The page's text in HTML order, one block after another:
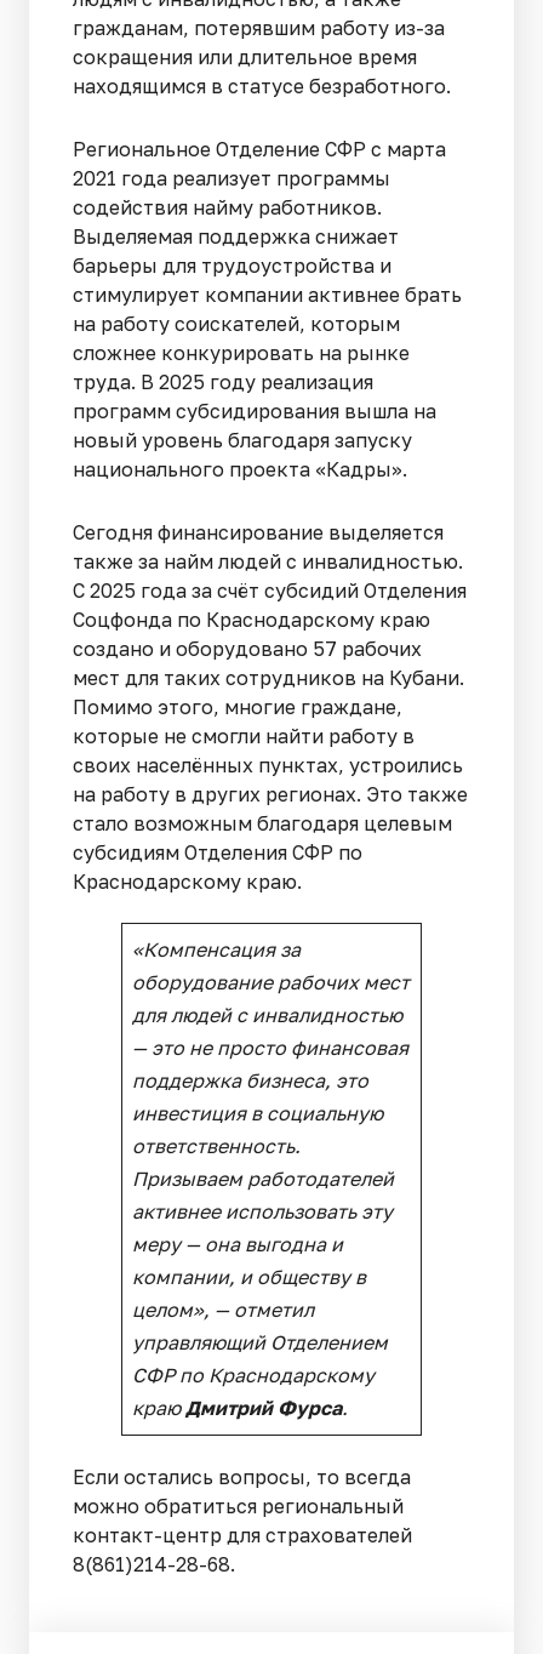
гражданам, потерявшим работу из-за
сокращения или длительное время
находящимся в статусе безработного.
Региональное Отделение СФР с марта
2021 года реализует программы
содействия найму работников.
Выделяемая поддержка снижает
барьеры для трудоустройства и
стимулирует компании активнее брать
на работу соискателей, которым
сложнее конкурировать на рынке
труда. В 2025 году реализация
программ субсидирования вышла на
новый уровень благодаря запуску
национального проекта «Кадры».
Сегодня финансирование выделяется
также за найм людей с инвалидностью.
С 2025 года за счёт субсидий Отделения
Соцфонда по Краснодарскому краю
создано и оборудовано 57 рабочих
мест для таких сотрудников на Кубани.
Помимо этого, многие граждане,
которые не смогли найти работу в
своих населённых пунктах, устроились
на работу в других регионах. Это также
стало возможным благодаря целевым
субсидиям Отделения СФР по
Краснодарскому краю.
«Компенсация за
оборудование рабочих мест
для людей с инвалидностью
— это не просто финансовая
поддержка бизнеса, это
инвестиция в социальную
ответственность.
Призываем работодателей
активнее использовать эту
меру — она выгодна и
компании, и обществу в
целом», — отметил
управляющий Отделением
СФР по Краснодарскому
краюДмитрий Фурса.
Если остались вопросы, то всегда
можно обратиться региональный
контакт-центр для страхователей
8(861)214-28-68.